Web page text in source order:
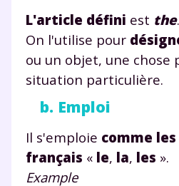
L'article défini est the.
On l'utilise pour
ou un objet, une chose
situation particulière.
b. Emploi
Il s'emploie comme
français « le, la, les ».
Example